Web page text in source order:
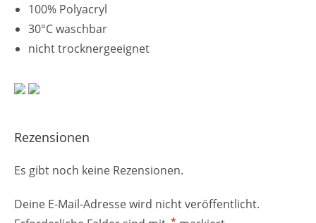
100% Polyacryl
30°C waschbar
nicht trocknergeeignet
Rezensionen
Es gibt noch keine Rezensionen.
Deine E-Mail-Adresse wird nicht veröffentlicht.